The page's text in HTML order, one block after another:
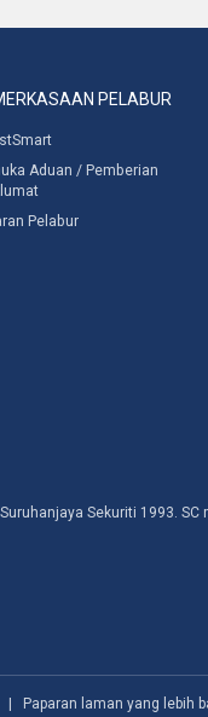
PELABUR
Aduan / Pemberian
Pelabur
Sekuriti 1993.
| Paparan laman yang lebih